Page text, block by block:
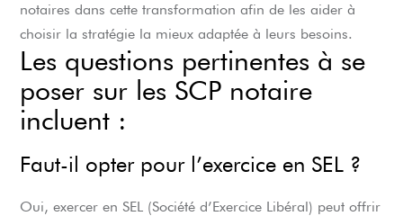
notaires dans cette transformation afin de les aider à
choisir la stratégie la mieux adaptée à leurs besoins.
Les questions pertinentes à se
poser sur les SCP notaire
incluent :
Faut-il opter pour l’exercice en SEL ?
Oui, exercer en SEL (Société d’Exercice Libéral) peut offrir